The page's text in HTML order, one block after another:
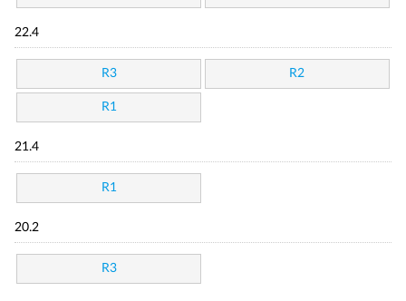
22.4
R3 R2
R1
21.4
R1
20.2
R3